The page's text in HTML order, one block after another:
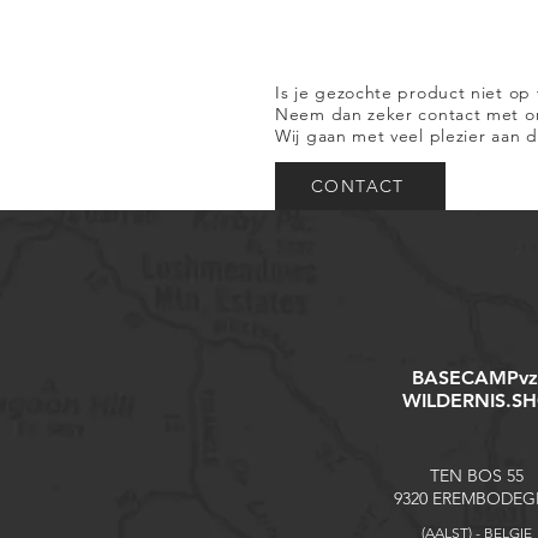
Is je gezochte product niet op
Neem dan zeker contact met
Wij gaan met veel plezier aan
CONTACT
TEN BOS 55
9320
(AALST) - BELGIE